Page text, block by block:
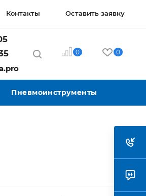
Контакты Оставить заявку
0 0
Пневмоинструменты